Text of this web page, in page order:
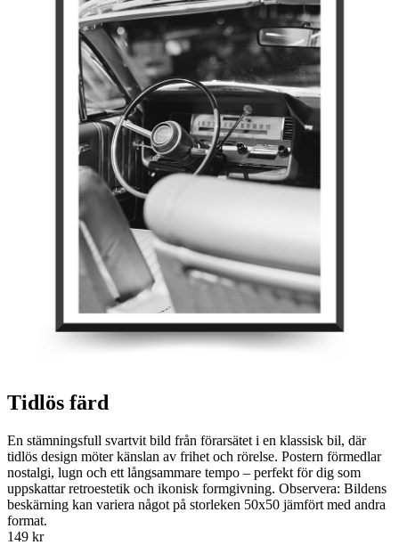
Tidlös färd
En stämningsfull svartvit bild från förarsätet i en klassisk bil, där
tidlös design möter känslan av frihet och rörelse. Postern förmedlar
nostalgi, lugn och ett långsammare tempo – perfekt för dig som
uppskattar retroestetik och ikonisk formgivning. Observera: Bildens
beskärning kan variera något på storleken 50x50 jämfört med andra
format.
149 kr